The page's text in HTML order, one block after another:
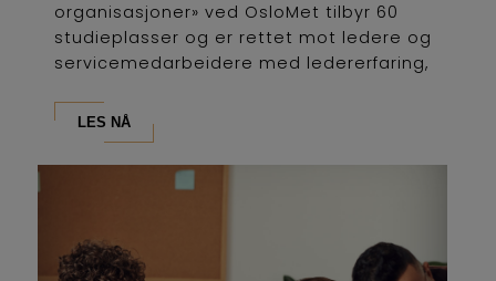
organisasjoner» ved OsloMet tilbyr 60
studieplasser og er rettet mot ledere og
servicemedarbeidere med ledererfaring,
LES NÅ